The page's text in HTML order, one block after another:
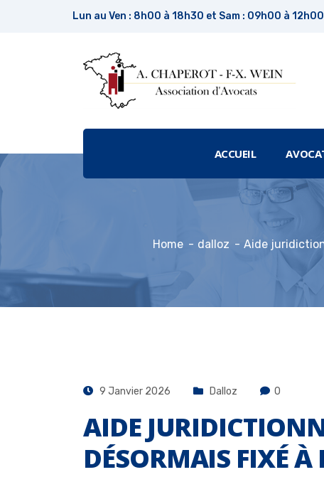
Lun au Ven : 8h00 à 18h30 et Sam : 09h00 à 12h00
ACCUEIL
Home dalloz Aide
9 Janvier 2026 Dalloz 0
AIDE
DÉSORMAIS FIXÉ